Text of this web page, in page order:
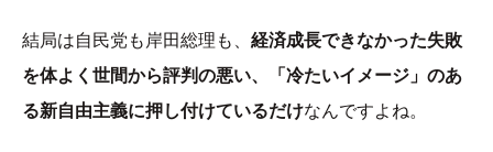
結局は自民党も岸田総理も、 経済成長できなかった失敗
を体よく世間から評判の悪い、「冷たいイメージ」のあ
る新自由主義に押し付けているだけなんですよね。